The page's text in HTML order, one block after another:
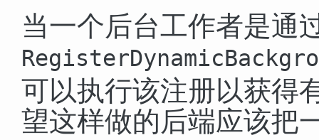
当一个后台工作者是通
可以执行该注册以获得
望这样做的后端应该把